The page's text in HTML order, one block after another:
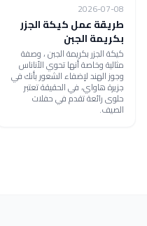
2026-07-08
طريقة عمل كيكة الجزر
بكريمة الجبن
كيكة الجزر بكريمة الجبن ، وصفة
مثالية وخاصة أنها تحوي الأناناس
وجوز الهند لإضفاء الشعور بأنك في
جزيرة هاواي، في الحقيقة تعتبر
حلوى رائعة تقدم في حفلات
الصيف.